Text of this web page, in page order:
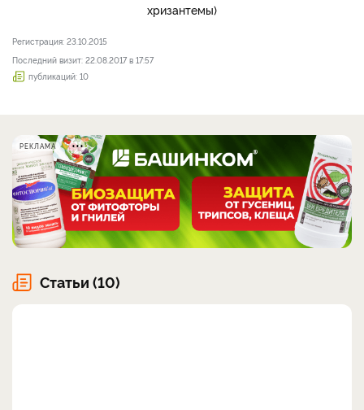
хризантемы)
Регистрация: 23.10.2015
Последний визит: 22.08.2017 в 17:57
публикаций: 10
РЕКЛАМА
Статьи (10)